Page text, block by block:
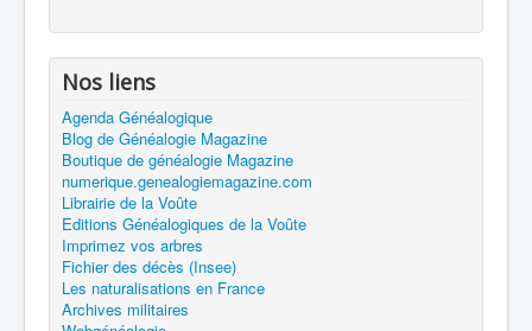
Nos liens
Agenda Généalogique
Blog de Généalogie Magazine
Boutique de généalogie Magazine
numerique.genealogiemagazine.com
Librairie de la Voûte
Editions Généalogiques de la Voûte
Imprimez vos arbres
Fichier des décès (Insee)
Les naturalisations en France
Archives militaires